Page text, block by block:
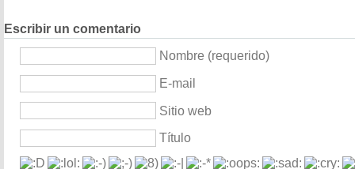
Escribir un comentario
Nombre (requerido)
E-mail
Sitio web
Título